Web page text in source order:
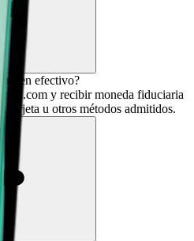
en efectivo?
y recibir moneda fiduciaria
tarjeta u otros métodos admitidos.